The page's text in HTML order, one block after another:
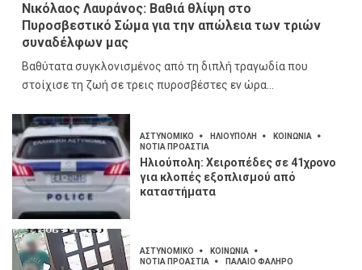
Νικόλαος Λαυράνος: Βαθιά θλίψη στο
Πυροσβεστικό Σώμα για την απώλεια των τριών
συναδέλφων μας
Βαθύτατα συγκλονισμένος από τη διπλή τραγωδία που
στοίχισε τη ζωή σε τρεις πυροσβέστες εν ώρα...
ΑΣΤΥΝΟΜΙΚΟ ΗΛΙΟΥΠΟΛΗ
ΚΟΙΝΩΝΙΑ
ΝΟΤΙΑ ΠΡΟΑΣΤΙΑ
Ηλιούπολη: Χειροπέδες σε 41χρονο
για κλοπές εξοπλισμού από
καταστήματα
ΑΣΤΥΝΟΜΙΚΟ
ΚΟΙΝΩΝΙΑ
ΝΟΤΙΑ ΠΡΟΑΣΤΙΑ
ΠΑΛΑΙΟ ΦΑΛΗΡΟ